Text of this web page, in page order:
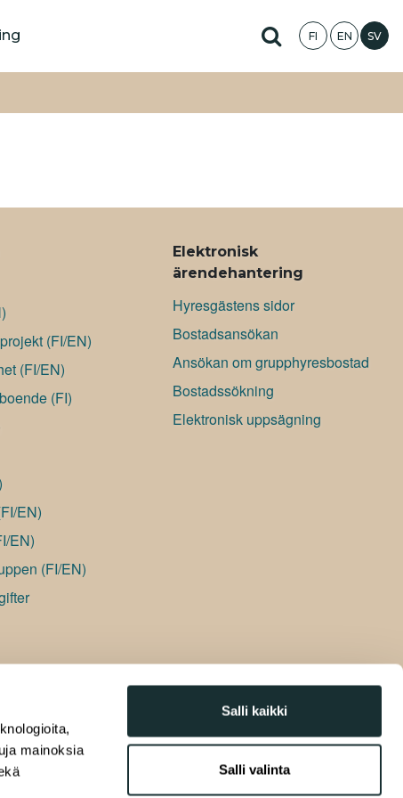
mainoksia
Salli kaikki
Salli valinta
Hae sivustolta
FI EN SV
(FI/EN)
(FI/EN)
(FI)
EN)
EN)
(FI/EN)
Elektronisk
ärendehantering
Hyresgästens sidor
Bostadsansökan
Ansökan om grupphyresbostad
Bostadssökning
Elektronisk uppsägning